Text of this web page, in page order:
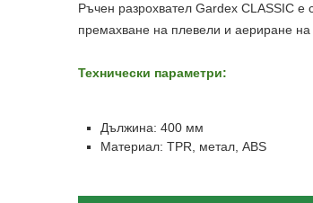
Ръчен разрохвател Gardex CLASSIC
премахване на плевели и аериране на
Технически параметри:
Дължина: 400 мм
Материал: TPR, метал, ABS